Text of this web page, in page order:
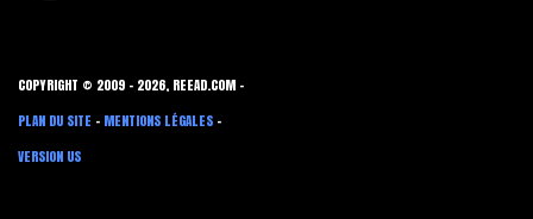
COPYRIGHT © 2009 - 2026, REEAD.COM -
PLAN DU SITE - MENTIONS LÉGALES -
VERSION US